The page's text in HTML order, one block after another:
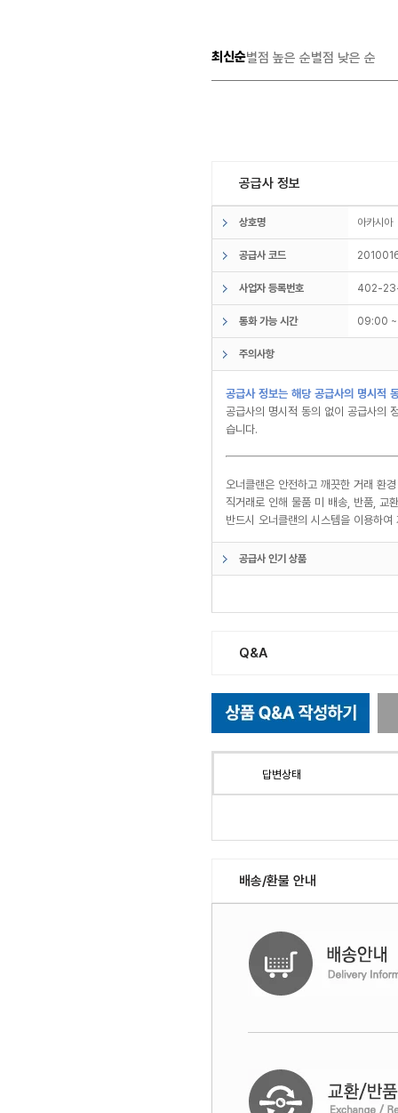
최신순별점 높은 순별점 낮은 순
공급사 정보
상호명 아카시
공급사 코드
사업자 등록번호 402-
통화 가능 시간 09:00
주의사항
공급사 정보는 해당 공급사의 명시적
공급사의 명시적 동의 없이 공급사의
습니다.
오너클랜은 안전하고 깨끗한 거래 환
직거래로 인해 물품 미 배송, 반품, 교
반드시 오너클랜의 시스템을 이용하
공급사 인기 상품
Q&A
답변상태
배송/환불 안내